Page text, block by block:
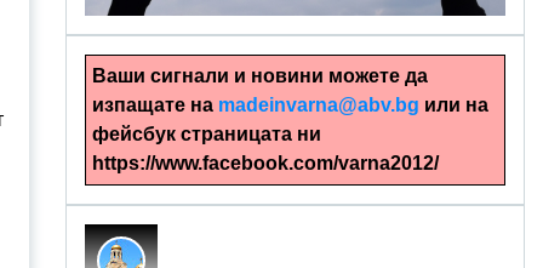
Ваши сигнали и новини можете да
изпащате на madeinvarna@abv.bg или на
фейсбук страницата ни
https://www.facebook.com/varna2012/